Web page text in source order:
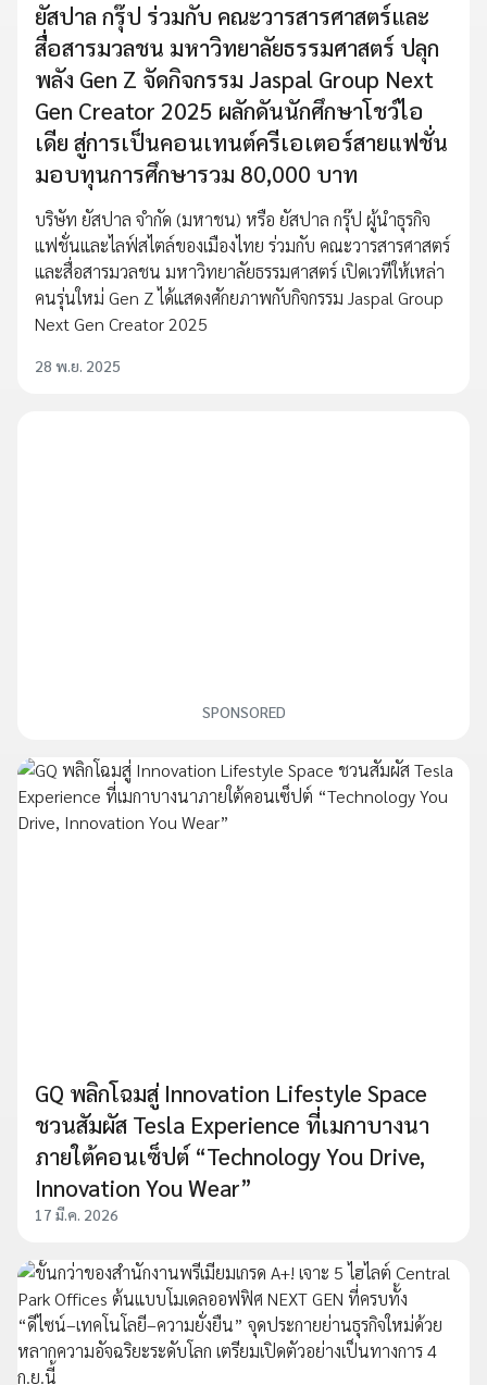
ยัสปาล กรุ๊ป ร่วมกับ คณะวารสารศาสตร์และ
สื่อสารมวลชน มหาวิทยาลัยธรรมศาสตร์ ปลุก
พลัง Gen Z จัดกิจกรรม Jaspal Group Next
Gen Creator 2025 ผลักดันนักศึกษาโชว์ไอ
เดีย สู่การเป็นคอนเทนต์ครีเอเตอร์สายแฟชั่น
มอบทุนการศึกษารวม 80,000 บาท
บริษัท ยัสปาล จำกัด (มหาชน) หรือ ยัสปาล กรุ๊ป ผู้นำธุรกิจ
แฟชั่นและไลฟ์สไตล์ของเมืองไทย ร่วมกับ คณะวารสารศาสตร์
และสื่อสารมวลชน มหาวิทยาลัยธรรมศาสตร์ เปิดเวทีให้เหล่า
คนรุ่นใหม่ Gen Z ได้แสดงศักยภาพกับกิจกรรม Jaspal Group
Next Gen Creator 2025
28 พ.ย. 2025
SPONSORED
GQ พลิกโฉมสู่ Innovation Lifestyle Space
ชวนสัมผัส Tesla Experience ที่เมกาบางนา
ภายใต้คอนเซ็ปต์ “Technology You Drive,
Innovation You Wear”
17 มี.ค. 2026